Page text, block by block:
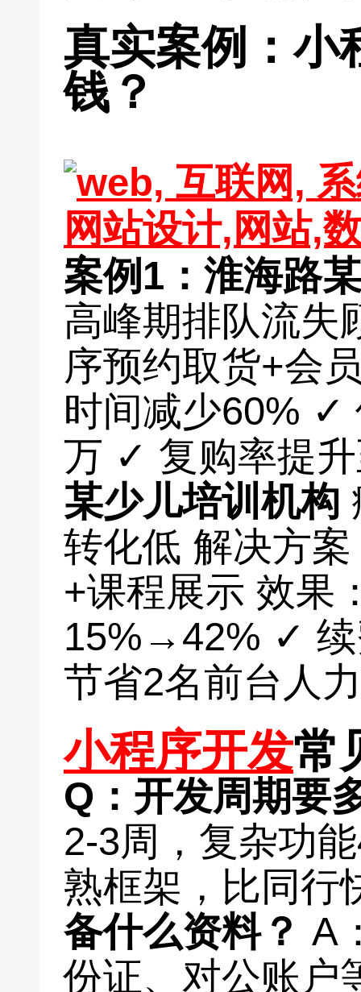
真实案例：小
钱？
案例1：淮海路
高峰期排队流失
序预约取货+会
时间减少60% ✓
万 ✓ 复购率提
某少儿培训机构
转化低 解决方
+课程展示 效果
15%→42% ✓
节省2名前台人力
小程序开发常
Q：开发周期要
2-3周，复杂功
熟框架，比同行
备什么资料？ A
份证、对公账户